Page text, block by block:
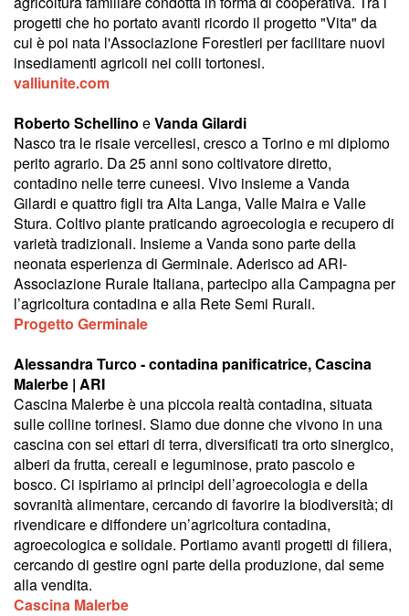
progetti che ho portato avanti ricordo il progetto "Vita" da
cui è poi nata l'Associazione ForestIeri per facilitare nuovi
insediamenti agricoli nei colli tortonesi.
valliunite.com
Roberto Schellino eVanda Gilardi
Nasco tra le risaie vercellesi, cresco a Torino e mi diplomo
perito agrario. Da 25 anni sono coltivatore diretto,
contadino nelle terre cuneesi. Vivo insieme a Vanda
Gilardi e quattro figli tra Alta Langa, Valle Maira e Valle
Stura. Coltivo piante praticando agroecologia e recupero di
varietà tradizionali. Insieme a Vanda sono parte della
neonata esperienza di Germinale. Aderisco ad ARI-
Associazione Rurale Italiana, partecipo alla Campagna per
l’agricoltura contadina e alla Rete Semi Rurali.
Progetto Germinale
Alessandra Turco - contadina panificatrice, Cascina
Malerbe | ARI
Cascina Malerbe è una piccola realtà contadina, situata
sulle colline torinesi. Siamo due donne che vivono in una
cascina con sei ettari di terra, diversificati tra orto sinergico,
alberi da frutta, cereali e leguminose, prato pascolo e
bosco. Ci ispiriamo ai principi dell’agroecologia e della
sovranità alimentare, cercando di favorire la biodiversità; di
rivendicare e diffondere un’agricoltura contadina,
agroecologica e solidale. Portiamo avanti progetti di filiera,
cercando di gestire ogni parte della produzione, dal seme
alla vendita.
Cascina Malerbe